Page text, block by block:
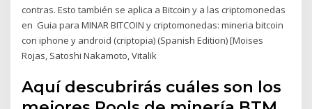
contras. Esto también se aplica a Bitcoin y a las criptomonedas
en Guia para MINAR BITCOIN y criptomonedas: mineria bitcoin
con iphone y android (criptopia) (Spanish Edition) [Moises
Rojas, Satoshi Nakamoto, Vitalik
Aquí descubrirás cuáles son los